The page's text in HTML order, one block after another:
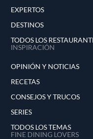
EXPERTOS
DESTINOS
TODOS LOS
INSPIRACIÓN
OPINIÓN Y NOTICIAS
RECETAS
CONSEJOS Y TRUCOS
SERIES
TODOS LOS TEMAS
FINE DINING LOVERS